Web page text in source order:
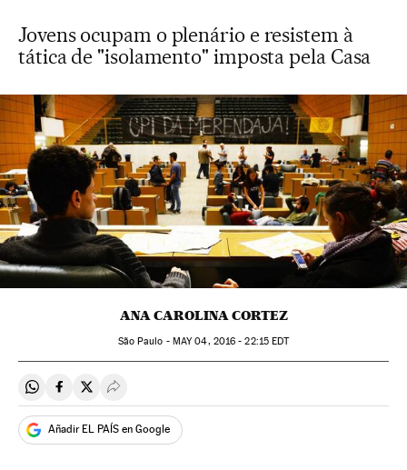
Jovens ocupam o plenário e resistem à
tática de "isolamento" imposta pela Casa
ANA CAROLINA CORTEZ
São Paulo - MAY04, 2016 - 22:15EDT
Compartir en Whatsapp
Compartir en Facebook
Compartir en Twitter
Desplegar Redes Sociales
Añadir EL PAÍS en Google